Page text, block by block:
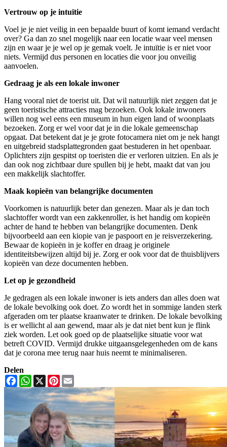
Vertrouw op je intuïtie
Voel je je niet veilig in een bepaalde buurt of komt iemand verdacht
over? Ga dan zo snel mogelijk naar een locatie waar veel mensen
zijn en waar je je wel op je gemak voelt. Je intuïtie is er niet voor
niets. Vermijd dus personen en locaties die voor jou onveilig
aanvoelen.
Gedraag je als een lokale inwoner
Hang vooral niet de toerist uit. Dat wil natuurlijk niet zeggen dat je
geen toeristische attracties mag bezoeken. Ook lokale inwoners
willen nog wel eens een museum in hun eigen land of woonplaats
bezoeken. Zorg er wel voor dat je in die lokale gemeenschap
opgaat. Dat betekent dat je je grote fotocamera niet om je nek hangt
en uitgebreid stadsplattegronden gaat bestuderen in het openbaar.
Oplichters zijn gespitst op toeristen die er verloren uitzien. En als je
dan ook nog zichtbaar dure spullen bij je hebt, maakt dat van jou
een makkelijk slachtoffer.
Maak kopieën van belangrijke documenten
Voorkomen is natuurlijk beter dan genezen. Maar als je dan toch
slachtoffer wordt van een zakkenroller, is het handig om kopieën
achter de hand te hebben van belangrijke documenten. Denk
bijvoorbeeld aan een kiopie van je paspoort en je reisverzekering.
Bewaar de kopieën in je koffer en draag je originele
identiteitsbewijzen altijd bij je. Zorg er ook voor dat de thuisblijvers
kopieën van deze documenten hebben.
Let op je gezondheid
Je gedragen als een lokale inwoner is iets anders dan alles doen wat
de lokale bevolking ook doet. Zo wordt het in sommige landen sterk
afgeraden om ter plaatse kraanwater te drinken. De lokale bevolking
is er wellicht al aan gewend, maar als je dat niet bent kun je flink
ziek worden. Let ook goed op de plaatselijke situatie voor wat
betreft COVID. Vermijd drukke uitgaansgelegenheden om de kans
dat je corona mee terug naar huis neemt te minimaliseren.
Delen
FacebookWhatsApp
X Pinterest